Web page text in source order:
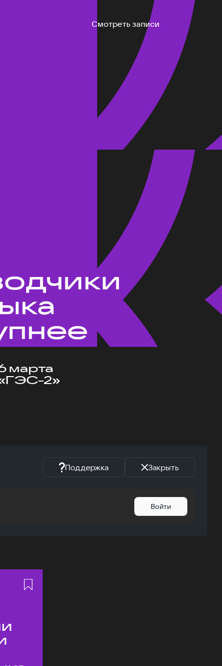
Смотреть записи
марта
2»
Поддержка Закрыть
Войти